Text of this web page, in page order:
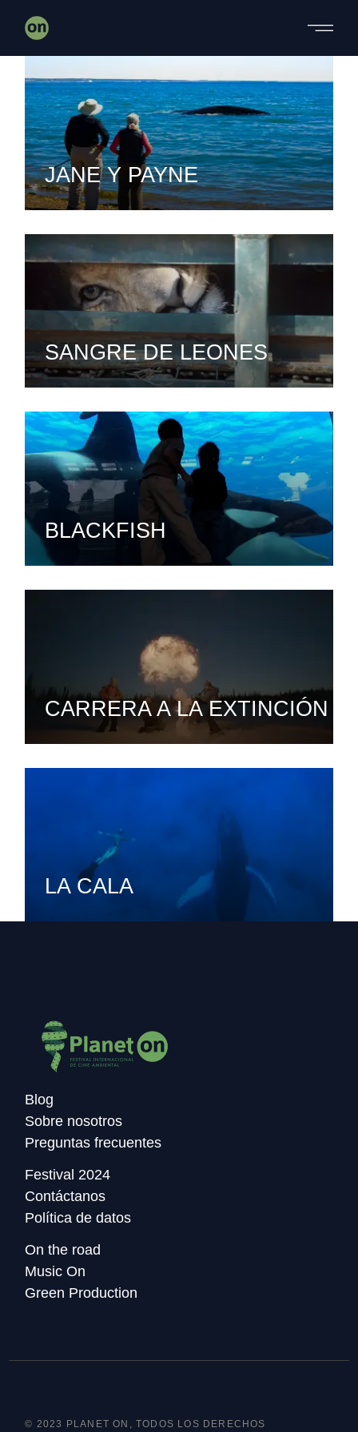
JANE Y PAYNE
SANGRE DE LEONES
BLACKFISH
CARRERA A LA EXTINCIÓN
LA CALA
Blog
Sobre nosotros
Preguntas frecuentes
Festival 2024
Contáctanos
Política de datos
On the road
Music On
Green Production
© 2023 PLANET ON, TODOS LOS DERECHOS